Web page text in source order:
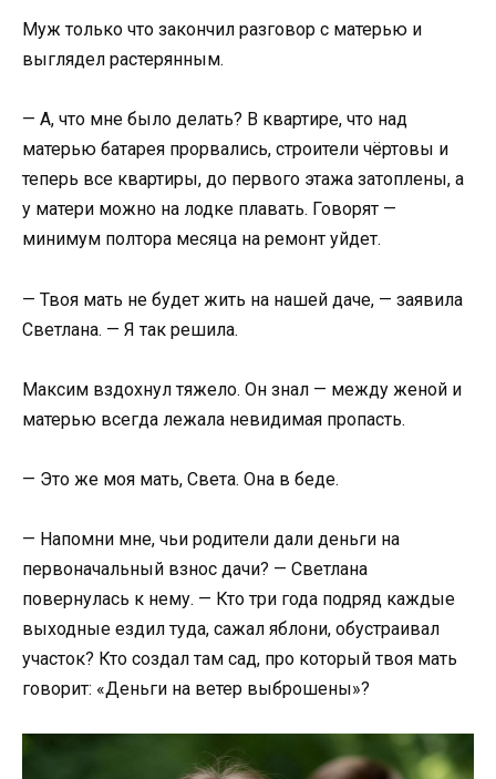
Муж только что закончил разговор с матерью и
выглядел растерянным.
— А, что мне было делать? В квартире, что над
матерью батарея прорвались, строители чёртовы и
теперь все квартиры, до первого этажа затоплены, а
у матери можно на лодке плавать. Говорят —
минимум полтора месяца на ремонт уйдет.
— Твоя мать не будет жить на нашей даче, — заявила
Светлана. — Я так решила.
Максим вздохнул тяжело. Он знал — между женой и
матерью всегда лежала невидимая пропасть.
— Это же моя мать, Света. Она в беде.
— Напомни мне, чьи родители дали деньги на
первоначальный взнос дачи? — Светлана
повернулась к нему. — Кто три года подряд каждые
выходные ездил туда, сажал яблони, обустраивал
участок? Кто создал там сад, про который твоя мать
говорит: «Деньги на ветер выброшены»?